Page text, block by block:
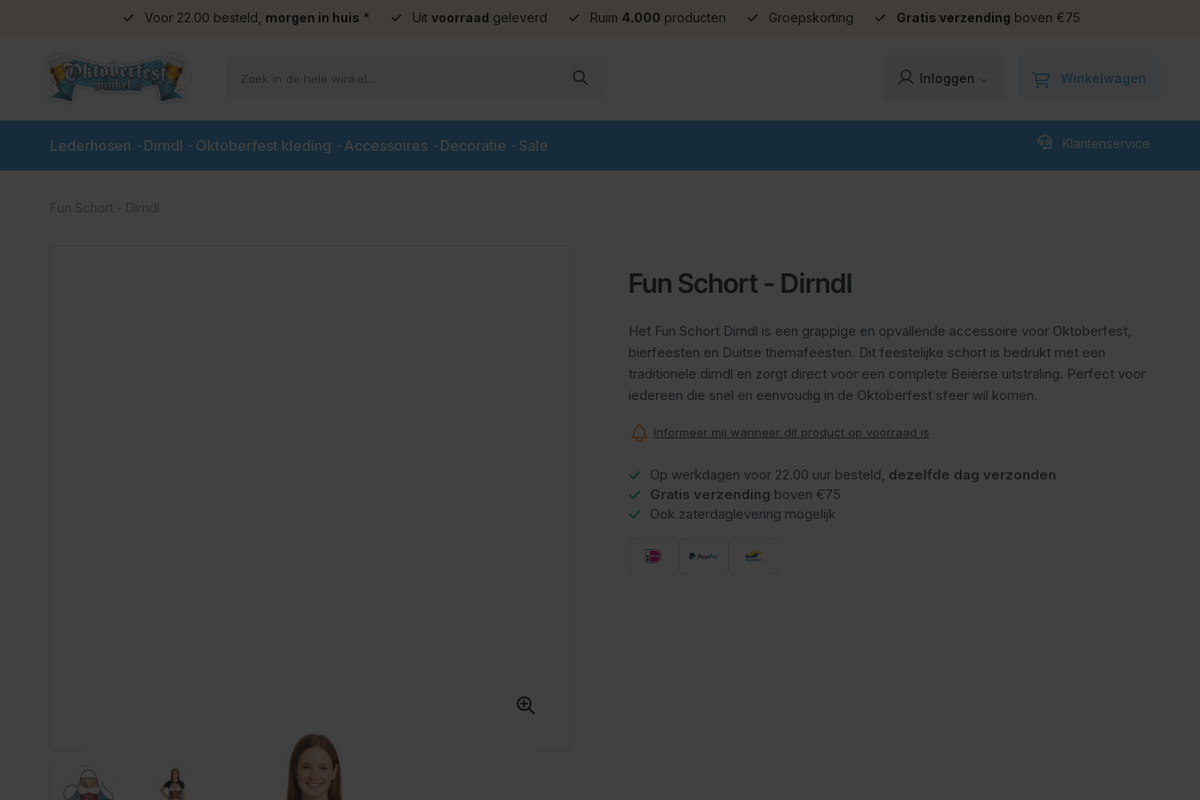
Voor 22.00 besteld, morgen in huis * Uit voorraad geleverd Ruim 4.000 producten Groepskorting Gratis verzending boven €75
Inloggen Winkelwagen
Lederhosen Dirndl Oktoberfest kleding Accessoires Decoratie Sale Klantenservice
Fun Schort - Dirndl
Fun Schort - Dirndl
Het Fun Schort Dirndl is een grappige en opvallende accessoire voor Oktoberfest,
bierfeesten en Duitse themafeesten. Dit feestelijke schort is bedrukt met een
traditionele dirndl en zorgt direct voor een complete Beierse uitstraling. Perfect voor
iedereen die snel en eenvoudig in de Oktoberfest sfeer wil komen.
Informeer mij wanneer dit product op voorraad is
Op werkdagen voor 22.00 uur besteld, dezelfde dag verzonden
Gratis verzending boven €75
Ook zaterdaglevering mogelijk